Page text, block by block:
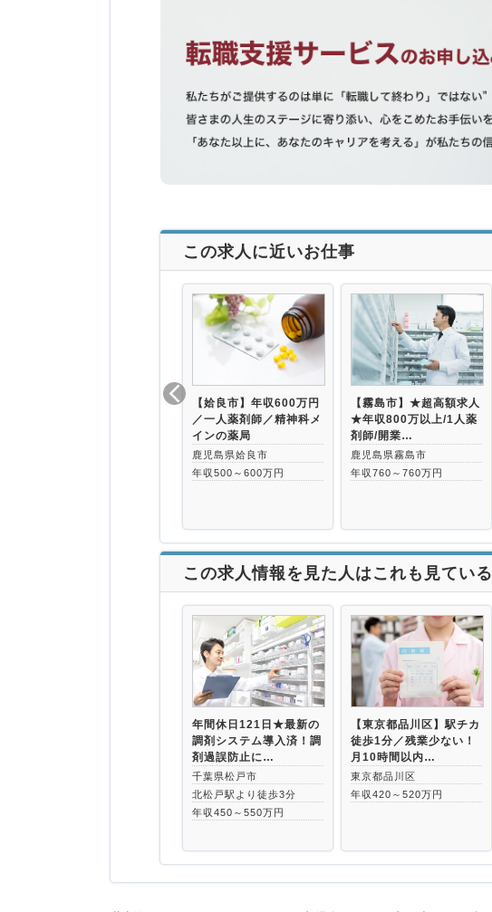
この求人に近いお仕事
【姶良市】年収600万円
／一人薬剤師／精神科メ
インの薬局
鹿児島県姶良市
年収500～600万円
【霧島市】★超高額求人
★年収800万以上/1人薬
剤師/開業…
鹿児島県霧島市
年収760～760万円
この求人情報を見た人はこれも見ている
年間休日121日★最新の
調剤システム導入済！調
剤過誤防止に…
千葉県松戸市
北松戸駅より徒歩3分
年収450～550万円
【東京都品川区】駅チカ
徒歩1分／残業少ない！
月10時間以内…
東京都品川区
年収420～520万円